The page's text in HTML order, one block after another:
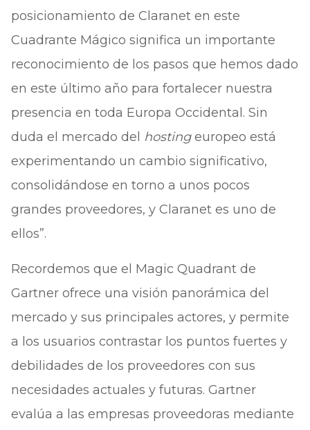
posicionamiento de Claranet en este
Cuadrante Mágico significa un importante
reconocimiento de los pasos que hemos dado
en este último año para fortalecer nuestra
presencia en toda Europa Occidental. Sin
duda el mercado del hostingeuropeo está
experimentando un cambio significativo,
consolidándose en torno a unos pocos
grandes proveedores, y Claranet es uno de
ellos”.
Recordemos que el Magic Quadrant de
Gartner ofrece una visión panorámica del
mercado y sus principales actores, y permite
a los usuarios contrastar los puntos fuertes y
debilidades de los proveedores con sus
necesidades actuales y futuras. Gartner
evalúa a las empresas proveedoras mediante